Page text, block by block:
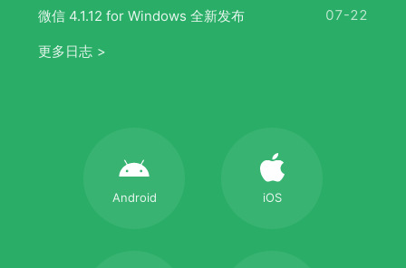
微信 4.1.12 for Windows 全新发布
07-22
更多日志
Android iOS